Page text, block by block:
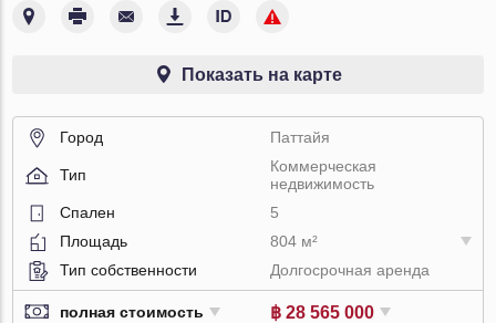
Показать на карте
Город Паттайя
Тип
Коммерческая
недвижимость
Спален
5
Площадь
804 м²
Тип собственности
Долгосрочная аренда
полная стоимость ฿ 28 565 000